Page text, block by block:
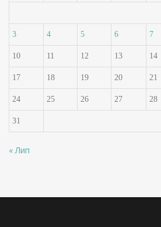
3 4 5 6 7
10 11 12 13 14
17 18 19 20 21
24 25 26 27 28
31
« Лип